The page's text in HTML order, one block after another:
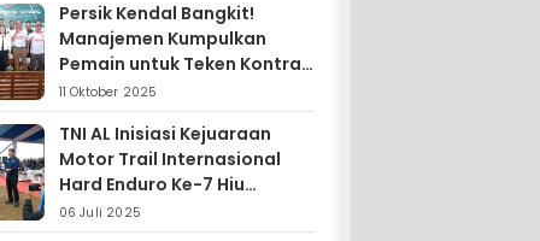
Persik Kendal Bangkit!
Manajemen Kumpulkan
Pemain untuk Teken Kontrak
Jelang Liga 4
11 Oktober 2025
TNI AL Inisiasi Kejuaraan
Motor Trail Internasional
Hard Enduro Ke-7 Hiu
Selatan
06 Juli 2025